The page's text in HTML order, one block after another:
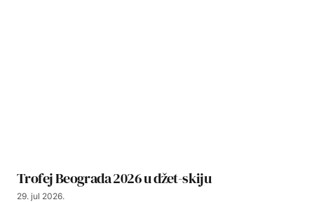
Trofej Beograda 2026 u džet-skiju
29. jul 2026.